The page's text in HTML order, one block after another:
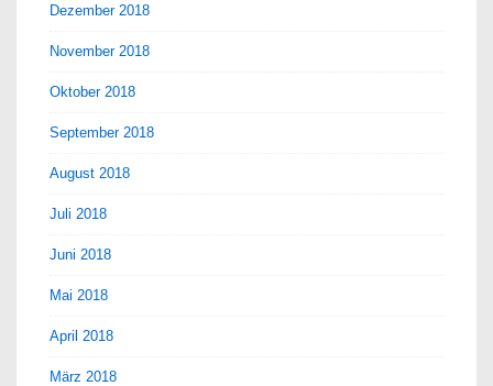
Dezember 2018
November 2018
Oktober 2018
September 2018
August 2018
Juli 2018
Juni 2018
Mai 2018
April 2018
März 2018